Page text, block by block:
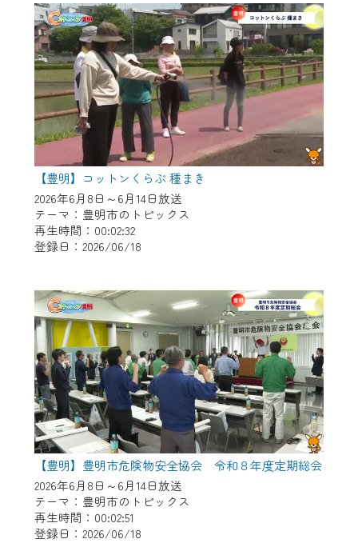
【豊明】コットンくらぶ 種まき
2026年6月8日～6月14日放送
テーマ：豊明市のトピックス
再生時間：00:02:32
登録日：2026/06/18
【豊明】豊明市危険物安全協会 令和８年度定期総会
2026年6月8日～6月14日放送
テーマ：豊明市のトピックス
再生時間：00:02:51
登録日：2026/06/18
で設定できます。
（GmailやYahooなどのフリーメールアドレ
スでも作成可能です）
※マイページへのログイン・MyIDの新規登
録はこちらから
※CCNetアプリをご利用中の方は引き続き
ご視聴いただけます。
＜メンテナンス情報＞
CCNetWebTVのリニューアルにともないメ
ンテナンス作業を予定しています。
作業の間は、CCNetWebTVの画面が「メン
テナンス中」になり、ご利用いただけませ
ん。
ご不便をおかけいたしますが、ご了承の程
よろしくお願いいたします。